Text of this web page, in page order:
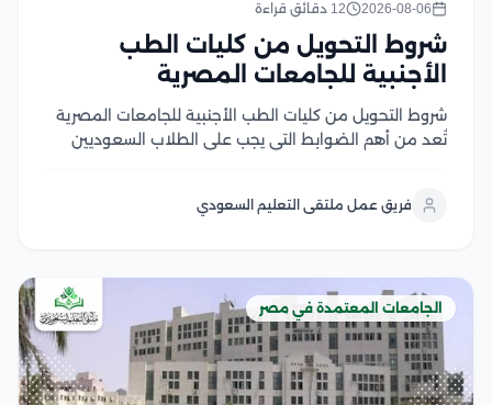
2026-08-06 12 دقائق قراءة
شروط التحويل من كليات الطب
الأجنبية للجامعات المصرية
شروط التحويل من كليات الطب الأجنبية للجامعات المصرية
تُعد من أهم الضوابط التي يجب على الطلاب السعوديين
الأكاديمية والإدارية، مثل الاعتراف بالجامعة المحول منها
فريق عمل ملتقى التعليم السعودي
الجامعات المعتمدة في مصر